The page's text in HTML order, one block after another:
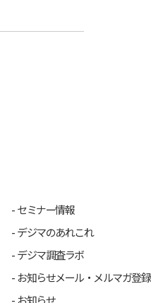
セミナー情報
デジマのあれこれ
デジマ調査ラボ
お知らせメール・メルマガ登録
お知らせ